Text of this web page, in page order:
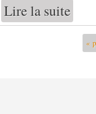
Lire la suite
«